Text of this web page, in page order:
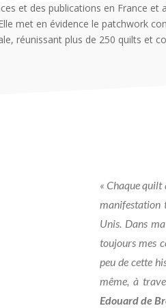
et des publications en France
met en évidence le patchwork
réunissant plus de 250 quilts et
« Chaque quilt
manifestation
Unis. Dans
toujours mes
peu de cette
même, à
Edouard de